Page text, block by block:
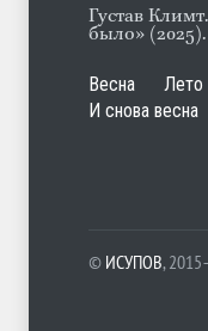
Густав
было»
Весна Лето
И снова весна
© ИСУПОВ,